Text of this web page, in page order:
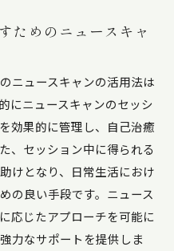
ためのニュースキャ
ニュースキャンの活用法は
にニュースキャンのセッシ
効果的に管理し、自己治癒
、セッション中に得られる
けとなり、日常生活におけ
の良い手段です。ニュース
応じたアプローチを可能に
力なサポートを提供しま